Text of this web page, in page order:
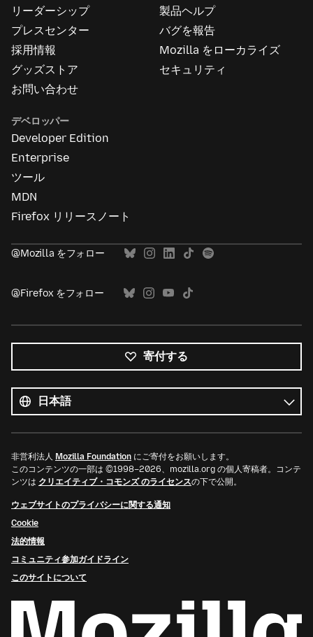
リーダーシップ
プレスセンター
採用情報
グッズストア
お問い合わせ
製品ヘルプ
バグを報告
Mozilla をローカライズ
セキュリティ
デベロッパー
Developer Edition
Enterprise
ツール
MDN
Firefox リリースノート
@Mozilla をフォロー
@Firefox をフォロー
寄付する
べ
て
の
言
言
語
非営利法人 Mozilla Foundation にご寄付をお願いします。
このコンテンツの一部は ©1998–2026、mozilla.org の個人寄稿者。コンテ
ンツは クリエイティブ・コモンズ のライセンスの下で公開。
ウェブサイトのプライバシーに関する通知
Cookie
法的情報
コミュニティ参加ガイドライン
このサイトについて